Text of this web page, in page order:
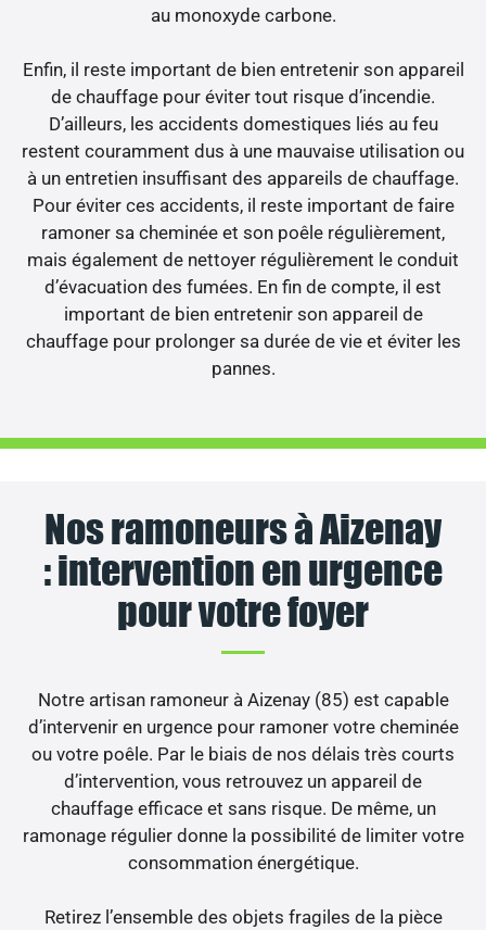
au monoxyde carbone.
Enfin, il reste important de bien entretenir son appareil
de chauffage pour éviter tout risque d’incendie.
D’ailleurs, les accidents domestiques liés au feu
restent couramment dus à une mauvaise utilisation ou
à un entretien insuffisant des appareils de chauffage.
Pour éviter ces accidents, il reste important de faire
ramoner sa cheminée et son poêle régulièrement,
mais également de nettoyer régulièrement le conduit
d’évacuation des fumées. En fin de compte, il est
important de bien entretenir son appareil de
chauffage pour prolonger sa durée de vie et éviter les
pannes.
Nos ramoneurs à Aizenay
: intervention en urgence
pour votre foyer
Notre artisan ramoneur à Aizenay (85) est capable
d’intervenir en urgence pour ramoner votre cheminée
ou votre poêle. Par le biais de nos délais très courts
d’intervention, vous retrouvez un appareil de
chauffage efficace et sans risque. De même, un
ramonage régulier donne la possibilité de limiter votre
consommation énergétique.
Retirez l’ensemble des objets fragiles de la pièce